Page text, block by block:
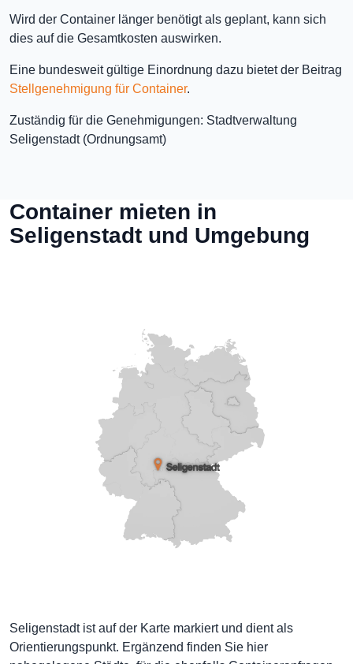
Wird der Container länger benötigt als geplant, kann sich
dies auf die Gesamtkosten auswirken.
Eine bundesweit gültige Einordnung dazu bietet der Beitrag
Stellgenehmigung für Container.
Zuständig für die Genehmigungen: Stadtverwaltung
Seligenstadt (Ordnungsamt)
Container mieten in
Seligenstadt und Umgebung
Seligenstadt ist auf der Karte markiert und dient als
Orientierungspunkt. Ergänzend finden Sie hier